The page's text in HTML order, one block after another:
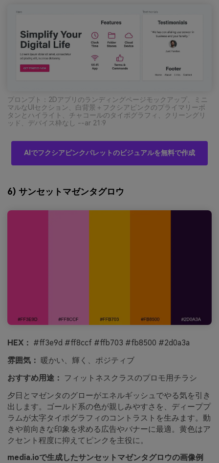
プロンプト：2Dアプリのランディングページモックアップ、ミニ
マルなUIセクション、白背景＋フクシアピンクのプライマリーボ
タンとハイライト、チャコールのタイポグラフィ、クリーングリ
ッド、デバイス枠なし --ar 21:9
AIでフクシアピンクパレットのビジュアルを無料で作成
6) サンセットマゼンタグロウ
HEX： #ff3e9d #ff8ccf #ffb703 #fb8500 #2d0a3a
雰囲気： 暖かい、輝く、ポジティブ
おすすめ用途：
フィットネスクラスのプロモ用チラシ
夕日とマゼンタのグローがエネルギッシュでやる気を引き
出します。ゴールド系の色が親しみやすさを、ディーププ
ラムが太字タイポグラフィのコントラストを生みます。動
きや前向きな印象を求める広告やバナーに最適。黄色はア
クセント程度に抑えてピンクを主役に。
media.ioで生成したサンセットマゼンタグロウの画像例